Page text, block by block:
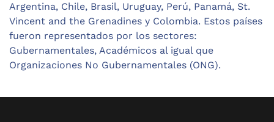
Argentina, Chile, Brasil, Uruguay, Perú, Panamá, St.
Vincent and the Grenadines y Colombia. Estos países
fueron representados por los sectores:
Gubernamentales, Académicos al igual que
Organizaciones No Gubernamentales (ONG).